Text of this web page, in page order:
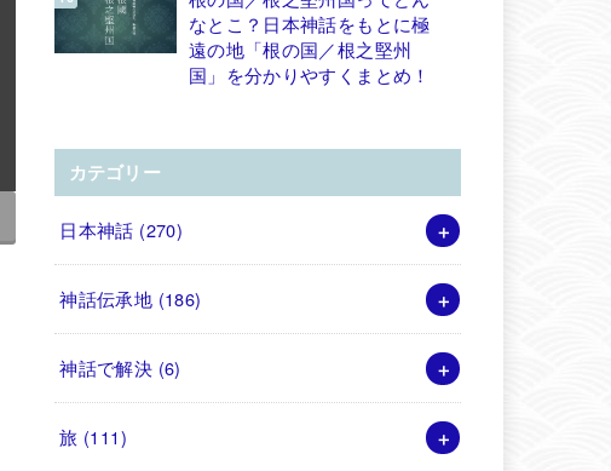
なとこ？日本神話をもとに極
遠の地「根の国／根之堅州
国」を分かりやすくまとめ！
カテゴリー
日本神話 (270)
神話伝承地 (186)
神話で解決 (6)
旅 (111)